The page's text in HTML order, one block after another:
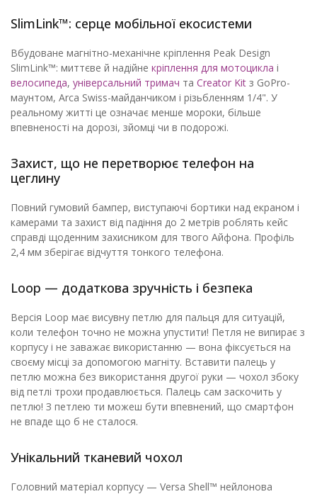
SlimLink™: серце мобільної екосистеми
Вбудоване магнітно-механічне кріплення Peak Design
SlimLink™: миттєве й надійне кріплення для мотоцикла і
велосипеда, універсальний тримач та Creator Kit з GoPro-
маунтом, Arca Swiss-майданчиком і різьбленням 1/4". У
реальному житті це означає менше мороки, більше
впевненості на дорозі, зйомці чи в подорожі.
Захист, що не перетворює телефон на
цеглину
Повний гумовий бампер, виступаючі бортики над екраном і
камерами та захист від падіння до 2 метрів роблять кейс
справді щоденним захисником для твого Айфона. Профіль
2,4 мм зберігає відчуття тонкого телефона.
Loop — додаткова зручність і безпека
Версія Loop має висувну петлю для пальця для ситуацій,
коли телефон точно не можна упустити! Петля не випирає з
корпусу і не заважає використанню — вона фіксується на
своєму місці за допомогою магніту. Вставити палець у
петлю можна без використання другої руки — чохол збоку
від петлі трохи продавлюється. Палець сам заскочить у
петлю! З петлею ти можеш бути впевнений, що смартфон
не впаде що б не сталося.
Унікальний тканевий чохол
Головний матеріал корпусу — Versa Shell™ нейлонова